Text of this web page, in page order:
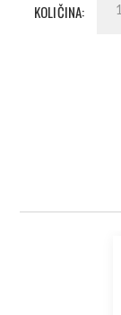
KOLIČINA: